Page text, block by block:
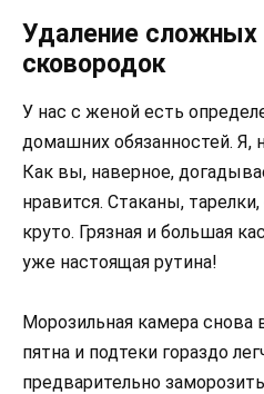
Удаление сложных
сковородок
У нас с женой есть
домашних обязанностей.
Как вы, наверное,
нравится. Стаканы,
круто. Грязная и большая
уже настоящая рутина!
Морозильная камера
пятна и подтеки гораздо
предварительно заморозить